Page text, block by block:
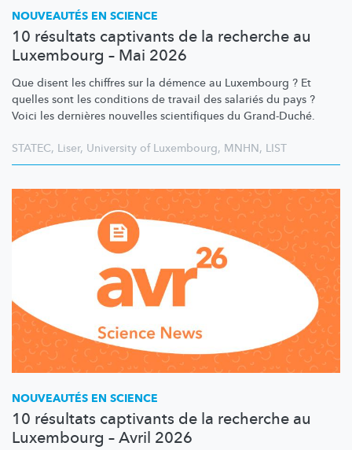
NOUVEAUTÉS EN SCIENCE
10 résultats captivants de la recherche au
Luxembourg – Mai 2026
Que disent les chiffres sur la démence au Luxembourg ? Et
quelles sont les conditions de travail des salariés du pays ?
Voici les dernières nouvelles scientifiques du Grand-Duché.
STATEC, Liser, University of Luxembourg, MNHN, LIST
NOUVEAUTÉS EN SCIENCE
10 résultats captivants de la recherche au
Luxembourg – Avril 2026